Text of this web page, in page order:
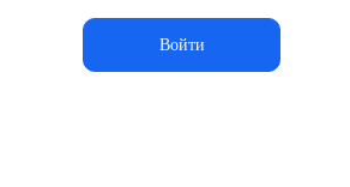
Войти